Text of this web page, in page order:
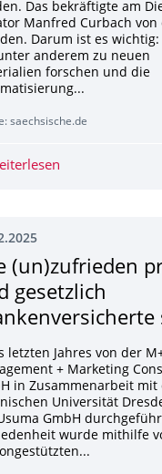
Das bekräftigte am
Manfred Curbach von
Darum ist es wichtig:
anderem zu neuen
forschen und die
saechsische.de
Idee für
(un)zufrieden
gesetzlich
letzten Jahres von der
+ Marketing
in Zusammenarbeit mit
Universität
GmbH
wurde mithilfe